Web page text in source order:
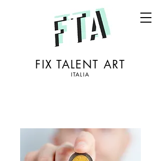
FIX TALENT ART
ITALIA